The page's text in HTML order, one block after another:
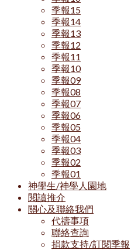
季報15
季報14
季報13
季報12
季報11
季報10
季報09
季報08
季報07
季報06
季報05
季報04
季報03
季報02
季報01
神學生/神學人園地
閱讀推介
關心及聯絡我們
代禱事項
聯絡查詢
捐款支持/訂閱季報